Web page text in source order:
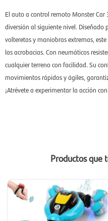
El auto a control remoto Monster Car
diversión al siguiente nivel.
volteretas y maniobras extremas,
las acrobacias. Con neumáticos
cualquier terreno con facilidad. Su
movimientos rápidos y ágiles,
¡Atrévete a experimentar la acción
Productos que